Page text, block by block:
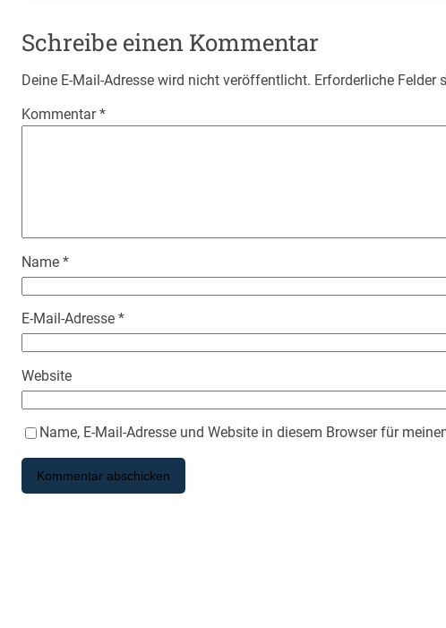
Schreibe einen Kommentar
Deine E-Mail-Adresse wird nicht veröffentlicht. Erforderliche Felder
Kommentar*
Name *
E-Mail-Adresse *
Website
Name, E-Mail-Adresse und Website in diesem Browser für